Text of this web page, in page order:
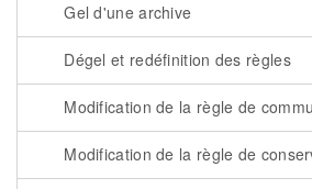
Gel d'une archive
Dégel et redéfinition des règles
Modification de la règle de
Modification de la règle de